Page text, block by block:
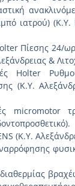
ιατρού)
Πίεσης 24/
&
Holter
(Κ.Υ.
micromotor
(Κ.Υ.